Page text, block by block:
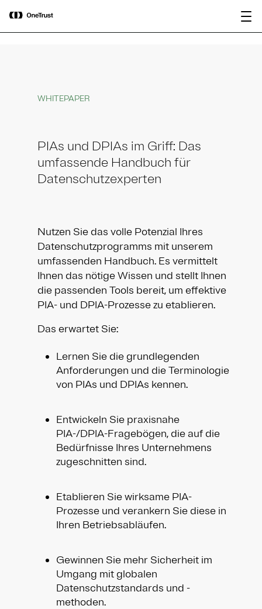
OneTrust als „Visionär“ im Gartner®
Magic Quadrant™ 2026 für
Plattformen zur KI-Governance
WHITEPAPER
PIAs und DPIAs im Griff: Das
umfassende Handbuch für
Datenschutzexperten
Nutzen Sie das volle Potenzial Ihres
Datenschutzprogramms mit unserem
umfassenden Handbuch. Es vermittelt
Ihnen das nötige Wissen und stellt Ihnen
die passenden Tools bereit, um effektive
PIA- und DPIA-Prozesse zu etablieren.
Das erwartet Sie:
Lernen Sie die grundlegenden
Anforderungen und die Terminologie
von PIAs und DPIAs kennen.
Entwickeln Sie praxisnahe
PIA-/DPIA-Fragebögen, die auf die
Bedürfnisse Ihres Unternehmens
zugeschnitten sind.
Etablieren Sie wirksame PIA-
Prozesse und verankern Sie diese in
Ihren Betriebsabläufen.
Gewinnen Sie mehr Sicherheit im
Umgang mit globalen
Datenschutzstandards und -
methoden.